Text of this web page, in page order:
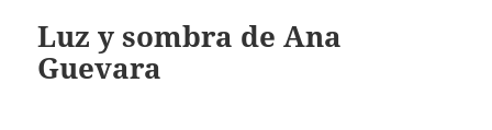
Luz y sombra de Ana
Guevara